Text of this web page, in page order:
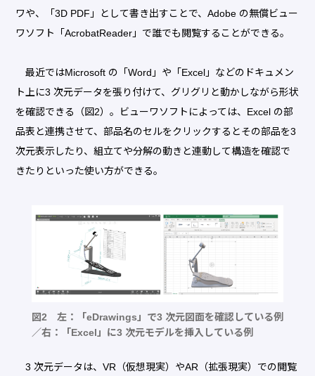
ワや、「3D PDF」として書き出すことで、Adobe の無償ビュー
ワソフト「AcrobatReader」で誰でも閲覧することができる。
最近ではMicrosoft の「Word」や「Excel」などのドキュメン
ト上に3 次元データを張り付けて、グリグリと動かしながら形状
を確認できる（図2）。ビューワソフトによっては、Excel の部
品表と連携させて、部品名のセルをクリックするとその部品を3
次元表示したり、組立てや分解の動きと連動して構造を確認で
きたりといった使い方ができる。
図2 左：「eDrawings」で3 次元図面を確認している例
／右：「Excel」に3 次元モデルを挿入している例
3 次元データは、VR（仮想現実）やAR（拡張現実）での閲覧